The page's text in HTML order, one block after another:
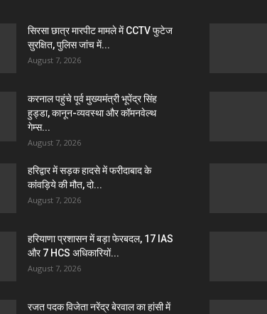
सिरसा छात्र मारपीट मामले में CCTV फुटेज
सुरक्षित, पुलिस जांच में...
August 7, 2026
करनाल पहुंचे पूर्व मुख्यमंत्री भूपेंद्र सिंह
हुड्डा, कानून-व्यवस्था और कॉमनवेल्थ
गेम्स...
August 7, 2026
हरिद्वार में सड़क हादसे में फरीदाबाद के
कांवड़िये की मौत, दो...
August 7, 2026
हरियाणा प्रशासन में बड़ा फेरबदल, 17 IAS
और 7 HCS अधिकारियों...
August 7, 2026
रजत पदक विजेता नरेंद्र बेरवाल का हांसी में